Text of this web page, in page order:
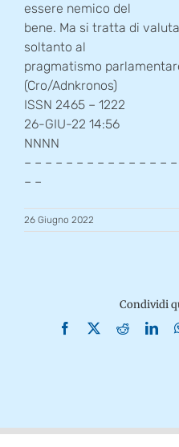
essere nemico del
bene. Ma si tratta di
soltanto al
pragmatismo
(Cro/Adnkronos)
ISSN 2465 – 1222
26-GIU-22 14:56
NNNN
– – – – – – – – – – – – – –
– –
26 Giugno 2022
Condividi
Facebook
X Reddit